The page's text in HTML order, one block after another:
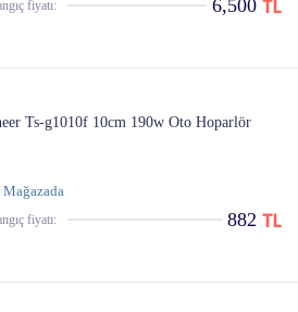
​​fiyatı: 6,500
Ts-g1010f 10cm 190w Oto Hoparlör
Mağazada
​​fiyatı: 882